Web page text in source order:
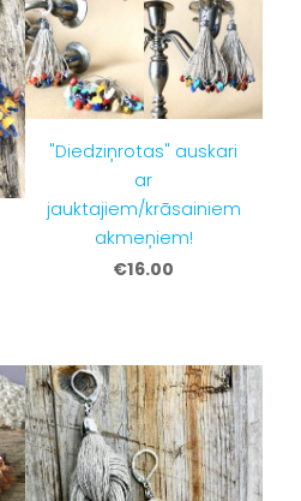
"Diedziņrotas" auskari
ar
jauktajiem/krāsainiem
akmeņiem!
€16.00